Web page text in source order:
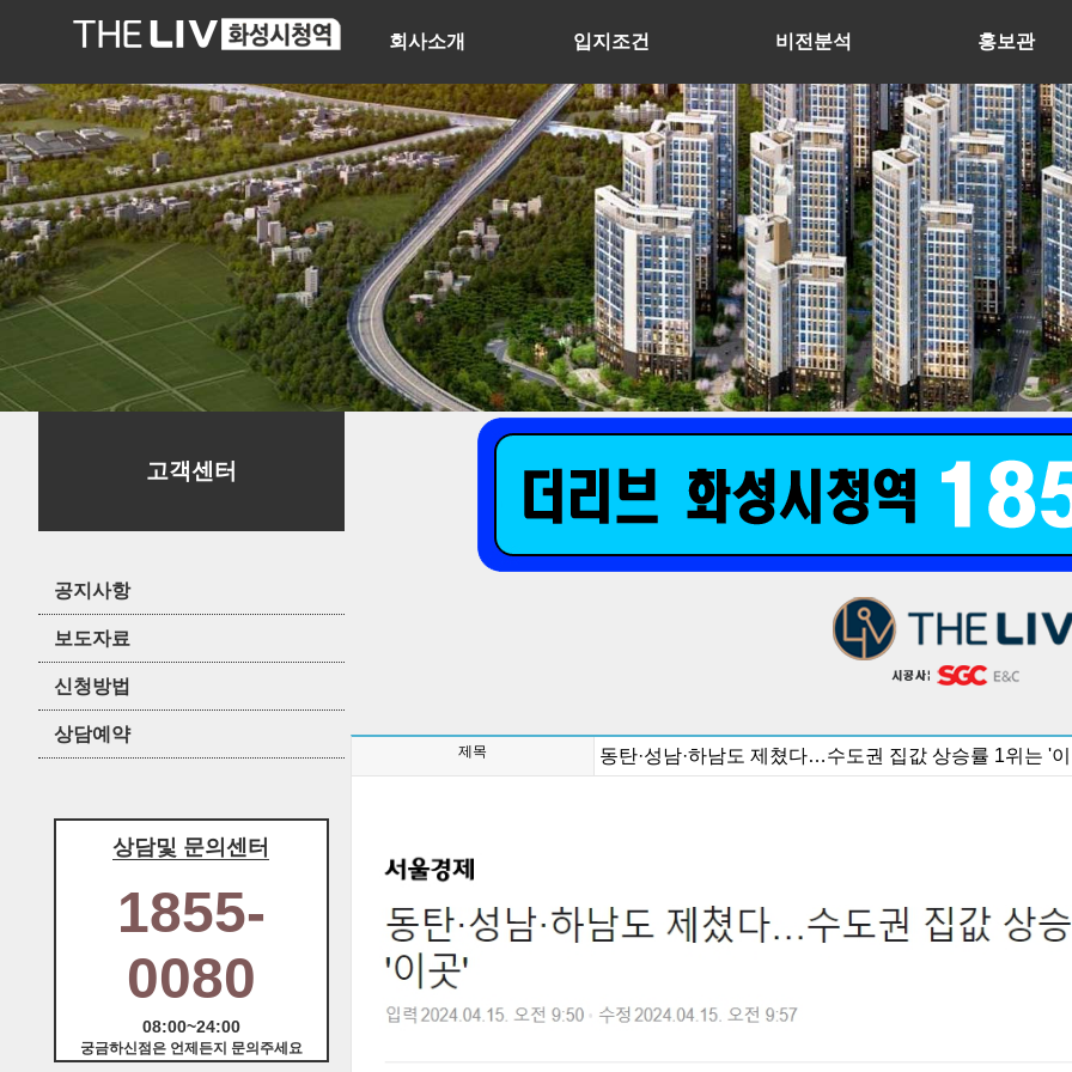
회사소개 입지조건 비전분석 홍보관
고객센터
공지사항
보도자료
신청방법
상담예약
상담및 문의센터
1855-
0080
08:00~24:00
궁금하신점은 언제든지 문의주세요
제목 동탄·성남·하남도 제쳤다…수도권 집값 상승률 1위는 '